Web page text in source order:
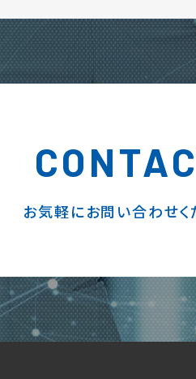
お気軽にお問い合わせく